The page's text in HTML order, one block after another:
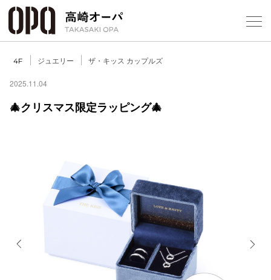
4F ジュエリー ザ・キッス カップルズ
2025.11.04
🎄クリスマス限定ラッピング🎄